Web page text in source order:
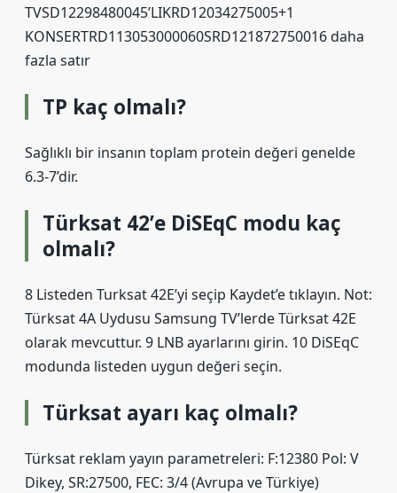
TVSD12298480045’LIKRD12034275005+1
KONSERTRD113053000060SRD121872750016 daha
fazla satır
TP kaç olmalı?
Sağlıklı bir insanın toplam protein değeri genelde
6.3-7’dir.
Türksat 42’e DiSEqC modu kaç
olmalı?
8 Listeden Turksat 42E’yi seçip Kaydet’e tıklayın. Not:
Türksat 4A Uydusu Samsung TV’lerde Türksat 42E
olarak mevcuttur. 9 LNB ayarlarını girin. 10 DiSEqC
modunda listeden uygun değeri seçin.
Türksat ayarı kaç olmalı?
Türksat reklam yayın parametreleri: F:12380 Pol: V
Dikey, SR:27500, FEC: 3/4 (Avrupa ve Türkiye)